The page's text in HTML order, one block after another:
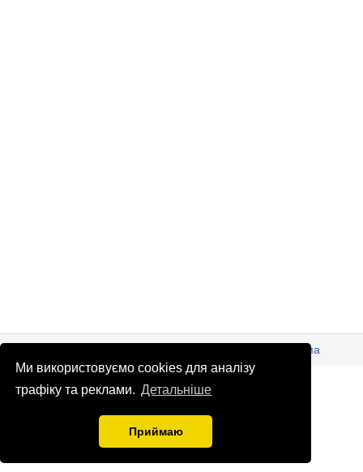
Ми використовуємо cookies для аналізу
трафіку та реклами. Детальніше
Приймаю
© Патріоти України 2026
Реклама
patrioty.org.ua